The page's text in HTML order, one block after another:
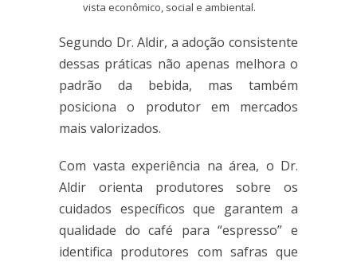
vista econômico, social e ambiental.
Segundo Dr. Aldir, a adoção consistente
dessas práticas não apenas melhora o
padrão da bebida, mas também
posiciona o produtor em mercados
mais valorizados.
Com vasta experiência na área, o Dr.
Aldir orienta produtores sobre os
cuidados específicos que garantem a
qualidade do café para “espresso” e
identifica produtores com safras que